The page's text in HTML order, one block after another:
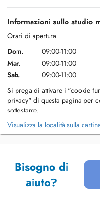
Informazioni sullo studio
Orari di apertura
Dom.
09:00-11:00
Mar.
09:00-11:00
Sab.
09:00-11:00
Si prega di attivare i "cookie
privacy" di questa pagina per
sottostante.
Visualizza la località sulla cartina
Bisogno di
aiuto?